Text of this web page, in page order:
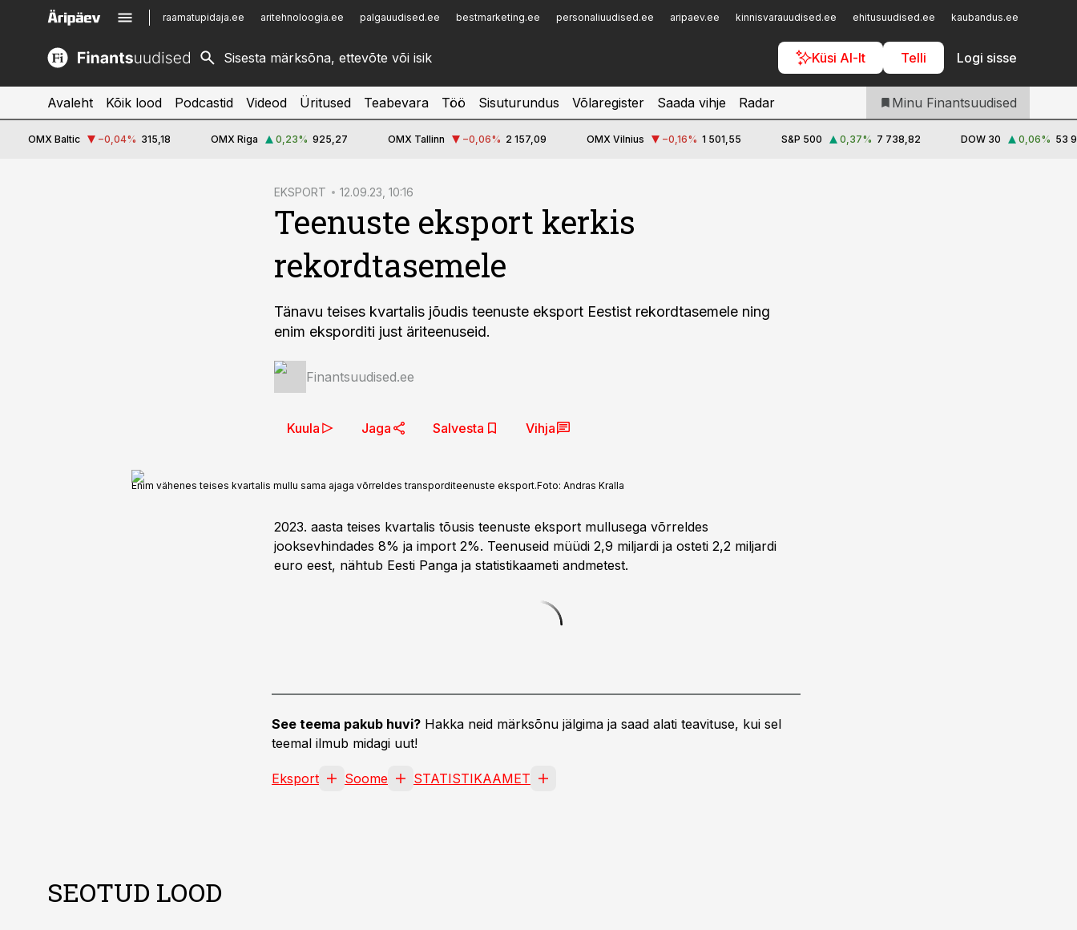
raamatupidaja.ee aritehnoloogia.ee palgauudised.ee bestmarketing.ee personaliuudised.ee aripaev.ee kinnisvarauudised.ee ehitusuudised.ee kaubandus.ee
Küsi AI-lt Telli Logi sisse
kinnisvarauudised.ee
logistikauudised.ee
imelineajalugu.ee
Infopank
Iseteenindus
Telli Finantsuudised
Avaleht Kõik lood Podcastid Videod Üritused Teabevara Töö Sisuturundus Võlaregister Saada vihje Radar Minu Finantsuudised
OMX Baltic −0,04% 315,18 OMX Riga 0,23% 925,27 OMX Tallinn −0,06% 2 157,09 OMX Vilnius −0,16% 1 501,55 S&P 500 0,37% 7 738,82 DOW 30 0,06% 53
EKSPORT 12.09.23, 10:16
Teenuste eksport kerkis
rekordtasemele
Tänavu teises kvartalis jõudis teenuste eksport Eestist rekordtasemele ning
enim eksporditi just äriteenuseid.
Finantsuudised.ee
Kuula Jaga Salvesta Vihja
Enim vähenes teises kvartalis mullu sama ajaga võrreldes transporditeenuste eksport.Foto: Andras Kralla
2023. aasta teises kvartalis tõusis teenuste eksport mullusega võrreldes
jooksevhindades 8% ja import 2%. Teenuseid müüdi 2,9 miljardi ja osteti 2,2 miljardi
euro eest, nähtub Eesti Panga ja statistikaameti andmetest.
See teema pakub huvi? Hakka neid märksõnu jälgima ja saad alati teavituse, kui sel
teemal ilmub midagi uut!
Eksport Soome STATISTIKAAMET
SEOTUD LOOD